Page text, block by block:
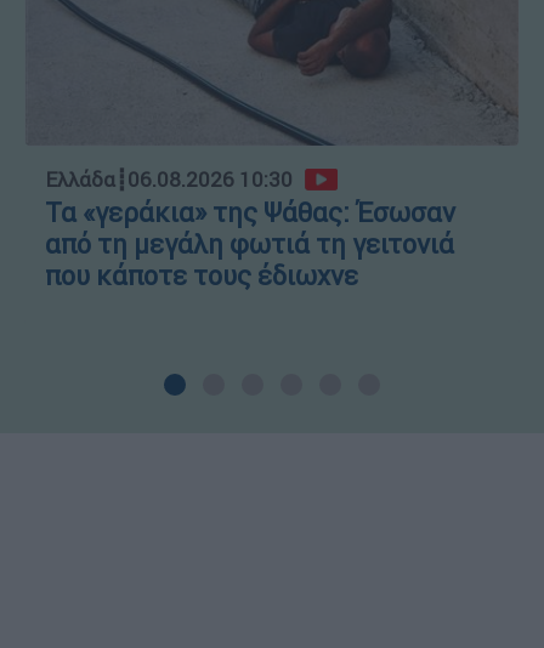
Ελλάδα┋06.08.2026 10:30
Τα «γεράκια» της Ψάθας: Έσωσαν
από τη μεγάλη φωτιά τη γειτονιά
που κάποτε τους έδιωχνε